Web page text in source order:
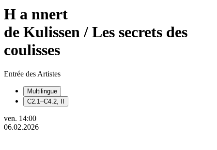
H a nnert
de Kulissen / Les secrets des
coulisses
Entrée des Artistes
Multilingue
C2.1–C4.2, II
ven. 14:00
06.02.2026